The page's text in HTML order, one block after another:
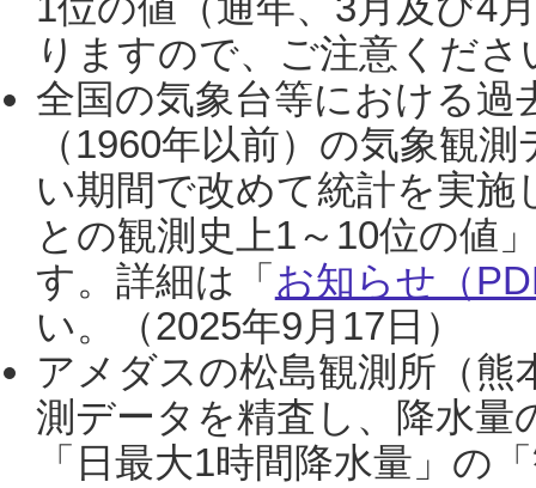
りますので、ご注意くだ
全国の気象台等における過
（1960年以前）の気象観
い期間で改めて統計を実
との観測史上1～10位の値
す。詳細は「 お知らせ（
い。（2025年9月17日）
アメダスの松島観測所（熊
測データを精査し、降水
「日最大1時間降水量」の